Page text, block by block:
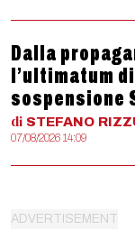
Dalla
l’ultimatum
sospensione
di STEFANO
07/08/2026 14:09